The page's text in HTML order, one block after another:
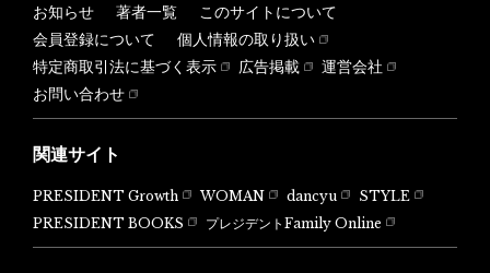
お知らせ 著者一覧
このサイトについて
会員登録について
個人情報の取り扱い
特定商取引法に基づく表示
広告掲載
運営会社
お問い合わせ
関連サイト
PRESIDENT Growth WOMAN dancyu
STYLE
PRESIDENT BOOKS
プレジデントFamily Online